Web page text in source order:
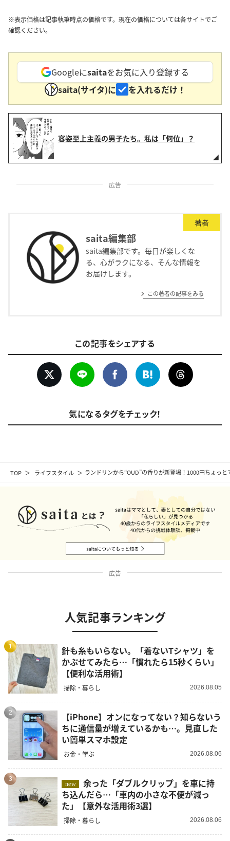
TOP ライフスタイル ランドリンから“OUD”の香りが新登場！1000円ちょっ
※表示価格は記事執筆時点の価格です。現在の価格については各サイトでご
確認ください。
Googleにsaitaをお気に入り登録する
saita(サイタ)に
を入れるだけ！
容姿至上主義の男子たち。私は「何位」？
広告
著者
saita編集部
saita編集部です。毎日が楽しくな
る、心がラクになる、そんな情報を
お届けします。
この著者の記事をみる
この記事をシェアする
気になるタグをチェック！
広告
人気記事ランキング
1
針も糸もいらない。「着ないTシャツ」を
かぶせてみたら…「慣れたら15秒くらい」
【便利な活用術】
掃除・暮らし 2026.08.05
2
【iPhone】オンになってない？知らないう
ちに通信量が増えているかも…。見直した
い簡単スマホ設定
お金・学ぶ 2026.08.06
3
new
余った「ダブルクリップ」を車に持
ち込んだら…「車内の小さな不便が減っ
た」【意外な活用術3選】
掃除・暮らし 2026.08.06